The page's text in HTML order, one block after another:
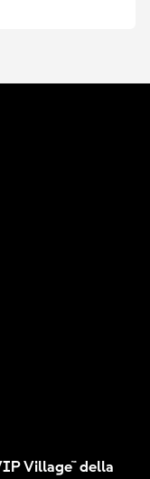
Village™ della